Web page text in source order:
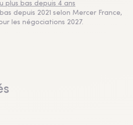
plus bas depuis 4 ans
depuis 2021 selon Mercer France,
les négociations 2027.